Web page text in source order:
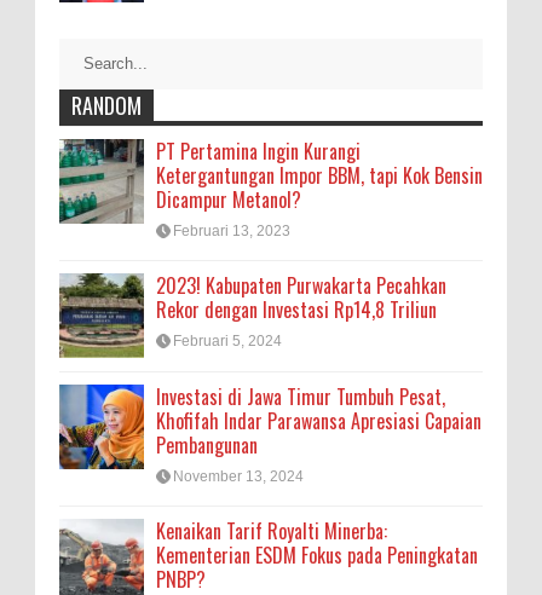
RANDOM
PT Pertamina Ingin Kurangi
Ketergantungan Impor BBM, tapi Kok Bensin
Dicampur Metanol?
Februari 13, 2023
2023! Kabupaten Purwakarta Pecahkan
Rekor dengan Investasi Rp14,8 Triliun
Februari 5, 2024
Investasi di Jawa Timur Tumbuh Pesat,
Khofifah Indar Parawansa Apresiasi Capaian
Pembangunan
November 13, 2024
Kenaikan Tarif Royalti Minerba:
Kementerian ESDM Fokus pada Peningkatan
PNBP?